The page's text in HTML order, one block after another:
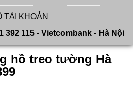
TÀI KHOẢN
392 115 - Vietcombank - Hà Nội
hồ treo tường Hà